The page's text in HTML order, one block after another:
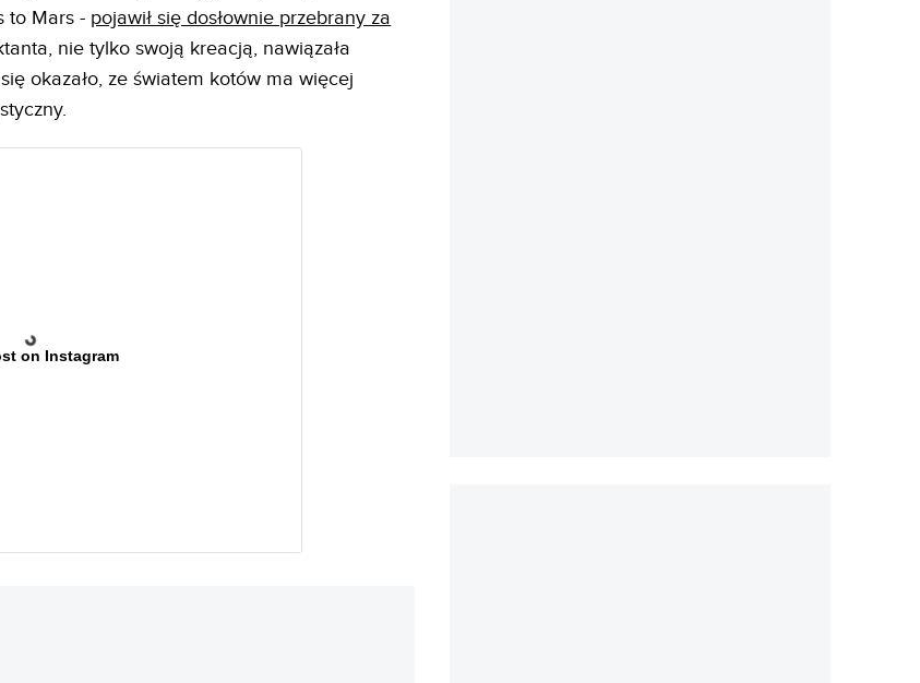
to Mars - pojawił się dosłownie przebrany za
nie tylko swoją kreacją, nawiązała
okazało, ze światem kotów ma więcej
on Instagram